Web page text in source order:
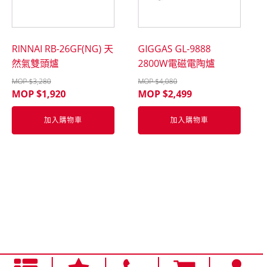
RINNAI RB-26GF(NG) 天
然氣雙頭爐
MOP $3,280
MOP $1,920
加入購物車
GIGGAS GL-9888
2800W電磁電陶爐
MOP $4,080
MOP $2,499
加入購物車